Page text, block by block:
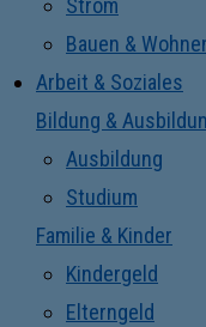
Strom
Bauen &
Arbeit & Soziales
Bildung &
Ausbildung
Studium
Familie & Kinder
Kindergeld
Elterngeld